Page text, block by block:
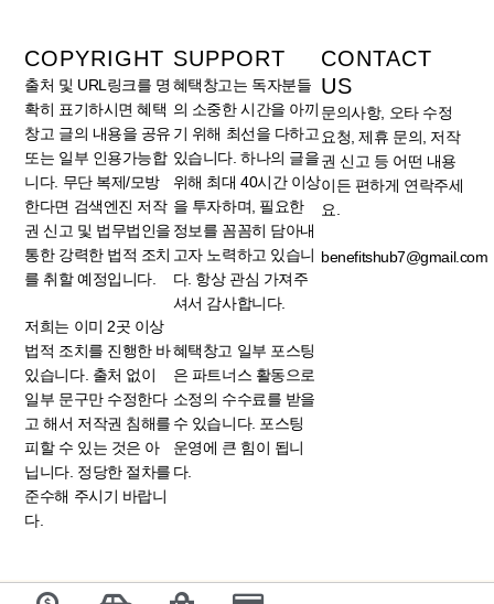
COPYRIGHT
출처 및 URL링크를 명
확히 표기하시면 혜택
창고 글의 내용을 공유
또는 일부 인용가능합
니다. 무단 복제/모방
한다면 검색엔진 저작
권 신고 및 법무법인을
통한 강력한 법적 조치
를 취할 예정입니다.
저희는 이미 2곳 이상
법적 조치를 진행한 바
있습니다. 출처 없이
일부 문구만 수정한다
고 해서 저작권 침해를
피할 수 있는 것은 아
닙니다. 정당한 절차를
준수해 주시기 바랍니
다.
SUPPORT
혜택창고는 독자분들
의 소중한 시간을 아끼
기 위해 최선을 다하고
있습니다. 하나의 글을
위해 최대 40시간 이상
을 투자하며, 필요한
정보를 꼼꼼히 담아내
고자 노력하고 있습니
다. 항상 관심 가져주
셔서 감사합니다.
혜택창고 일부 포스팅
은 파트너스 활동으로
소정의 수수료를 받을
수 있습니다. 포스팅
운영에 큰 힘이 됩니
다.
CONTACT
US
문의사항, 오타 수정
요청, 제휴 문의, 저작
권 신고 등 어떤 내용
이든 편하게 연락주세
요.
benefitshub7@gmail.com